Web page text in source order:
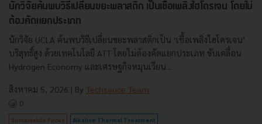
นักวิจัยค้นพบวิธีเปลี่ยนขยะพลาสติก เป็นเชื้อเพลิงไฮโดรเจน โดยไม่
ต้องคัดแยกประเภท
นักวิจัย UCLA ค้นพบวิธีเปลี่ยนขยะพลาสติกเป็น ‘เชื้อเพลิงไฮโดรเจน’
บริสุทธิ์สูง ด้วยเทคโนโลยี ATT โดยไม่ต้องคัดแยกประเภท ขับเคลื่อน
Hydrogen Economy และเศรษฐกิจหมุนเวียน...
สิงหาคม 5, 2026 | By Techsauce Team
0
Sustainable Focus Alkaline Thermal Treatment